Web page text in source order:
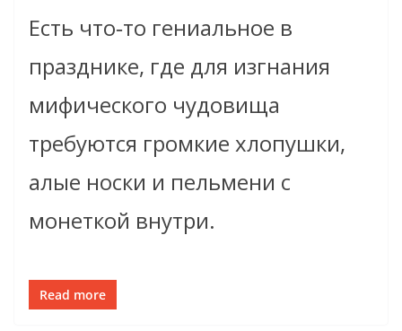
Есть что‑то гениальное в
празднике, где для изгнания
мифического чудовища
требуются громкие хлопушки,
алые носки и пельмени с
монеткой внутри.
Read more